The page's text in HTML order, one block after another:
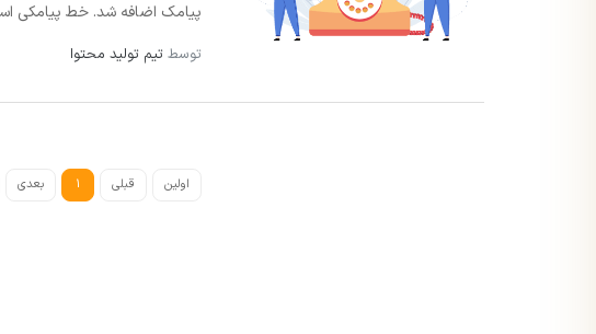
پیامک اضافه شد. خط پیامکی
توسطتیم تولید محتوا
اولین قبلی 1 بعدی